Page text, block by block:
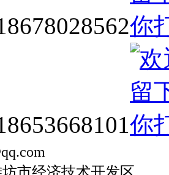
市经济技术开发区